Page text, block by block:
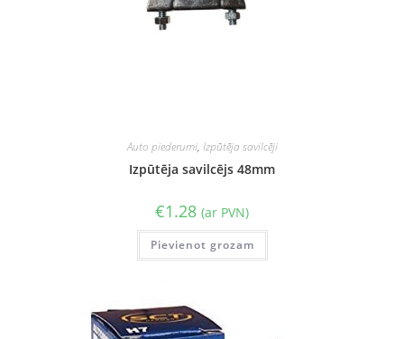
Auto piederumi, Izpūtēja savilcēji
Izpūtēja savilcējs 48mm
€1.28 (ar PVN)
Pievienot grozam